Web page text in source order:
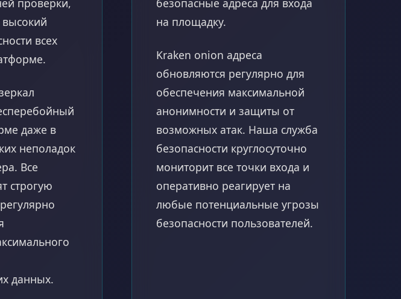
высокий
всех
даже в
неполадок
Все
строгую
данных.
на площадку.
Kraken onion адреса
обновляются регулярно для
обеспечения максимальной
анонимности и защиты от
возможных атак. Наша служба
безопасности круглосуточно
мониторит все точки входа и
оперативно реагирует на
любые потенциальные угрозы
безопасности пользователей.